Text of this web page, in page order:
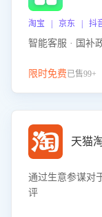
淘宝 | 京东 | 抖
智能客服 · 国补
限时免费已售99+
天猫
通过生意参谋对
评